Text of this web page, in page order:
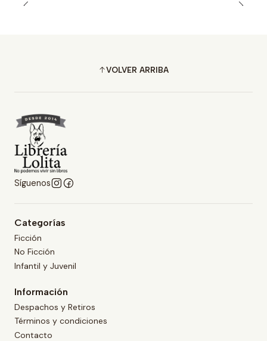
VOLVER ARRIBA
Síguenos
Categorías
Ficción
No Ficción
Infantil y Juvenil
Información
Despachos y Retiros
Términos y condiciones
Contacto